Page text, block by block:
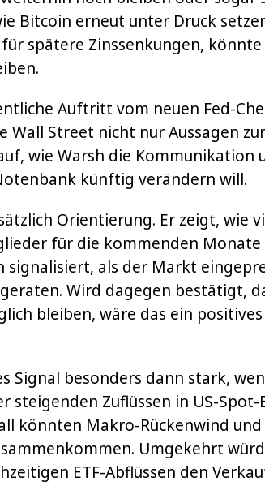
Bitcoin erneut unter Druck
spätere Zinssenkungen, könnte
Auftritt vom neuen Fed-
Street nicht nur Aussagen
wie Warsh die Kommunikation
künftig verändern will.
Orientierung. Er zeigt, wie
für die kommenden
signalisiert, als der Markt
Wird dagegen bestätigt,
bleiben, wäre das ein
Signal besonders dann stark,
Zuflüssen in US-Spot-
könnten Makro-Rückenwind und
Umgekehrt
ETF-Abflüssen den